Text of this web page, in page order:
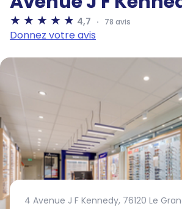
4,7 78 avis
Donnez votre avis
4 Avenue J F Kennedy, 76120 Le